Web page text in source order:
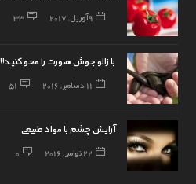
9 آوریل, 2017 33
با زالو جوش صورت را محو کنید!!
11 دسامبر, 2016 51
آرایش چشم با مواد طبیعی
22 نوامبر, 2016 0